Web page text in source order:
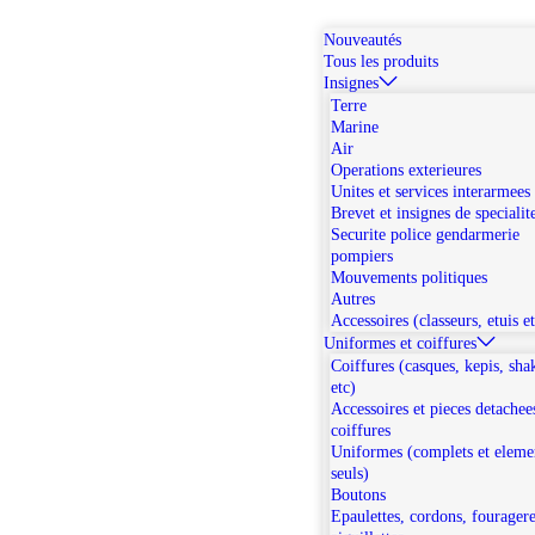
Nouveautés
Tous les produits
Insignes
Terre
Marine
Air
Operations exterieures
Unites et services interarmees
Brevet et insignes de
Securite police gendarmerie
pompiers
Mouvements politiques
Autres
Accessoires (classeurs, etuis
Uniformes et coiffures
Coiffures (casques, kepis,
etc)
Accessoires et pieces
coiffures
Uniformes (complets et
seuls)
Boutons
Epaulettes, cordons,